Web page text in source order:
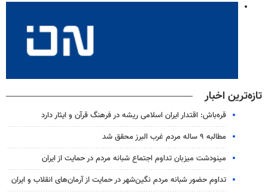
تازه‌ترین اخبار
قره‌باش: اقتدار ایران اسلامی ریشه در فرهنگ قرآن و ایثار دارد
مطالبه ۹ ساله مردم غرب البرز محقق شد
مینودشت میزبان تداوم اجتماع شبانه مردم در حمایت از ایران
تداوم حضور شبانه مردم نگین‌شهر در حمایت از آرمان‌های انقلاب و ایران